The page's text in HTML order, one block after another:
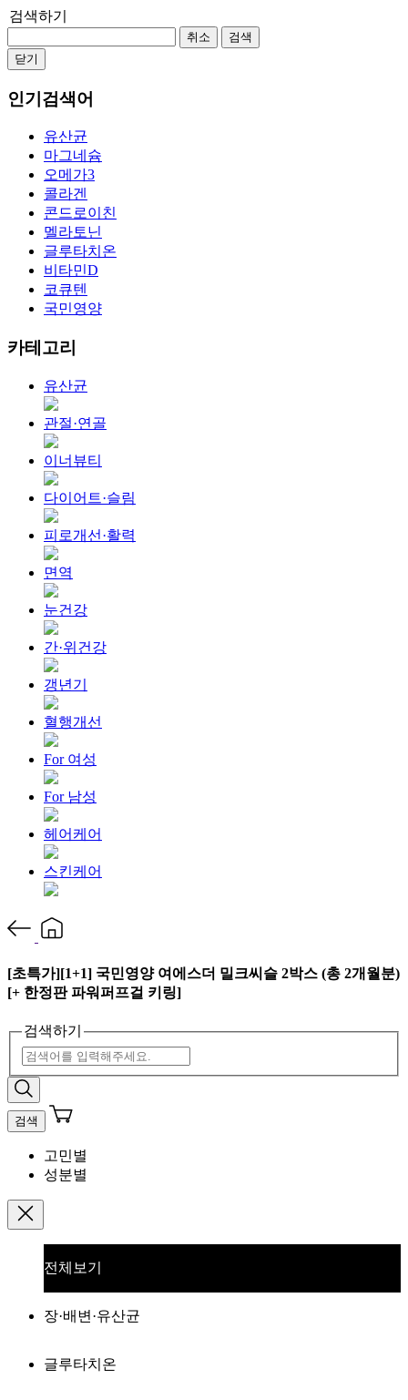
검색하기
취소
검색
닫기
인기검색어
유산균
마그네슘
오메가3
콜라겐
콘드로이친
멜라토닌
글루타치온
비타민D
코큐텐
국민영양
카테고리
유산균
관절·연골
이너뷰티
다이어트·슬림
피로개선·활력
면역
눈건강
간·위건강
갱년기
혈행개선
For 여성
For 남성
헤어케어
스킨케어
[초특가][1+1] 국민영양 여에스더 밀크씨슬 2박스 (총 2개월분)
[+ 한정판 파워퍼프걸 키링]
검색하기
검색
고민별
성분별
전체보기
장·배변·유산균
글루타치온